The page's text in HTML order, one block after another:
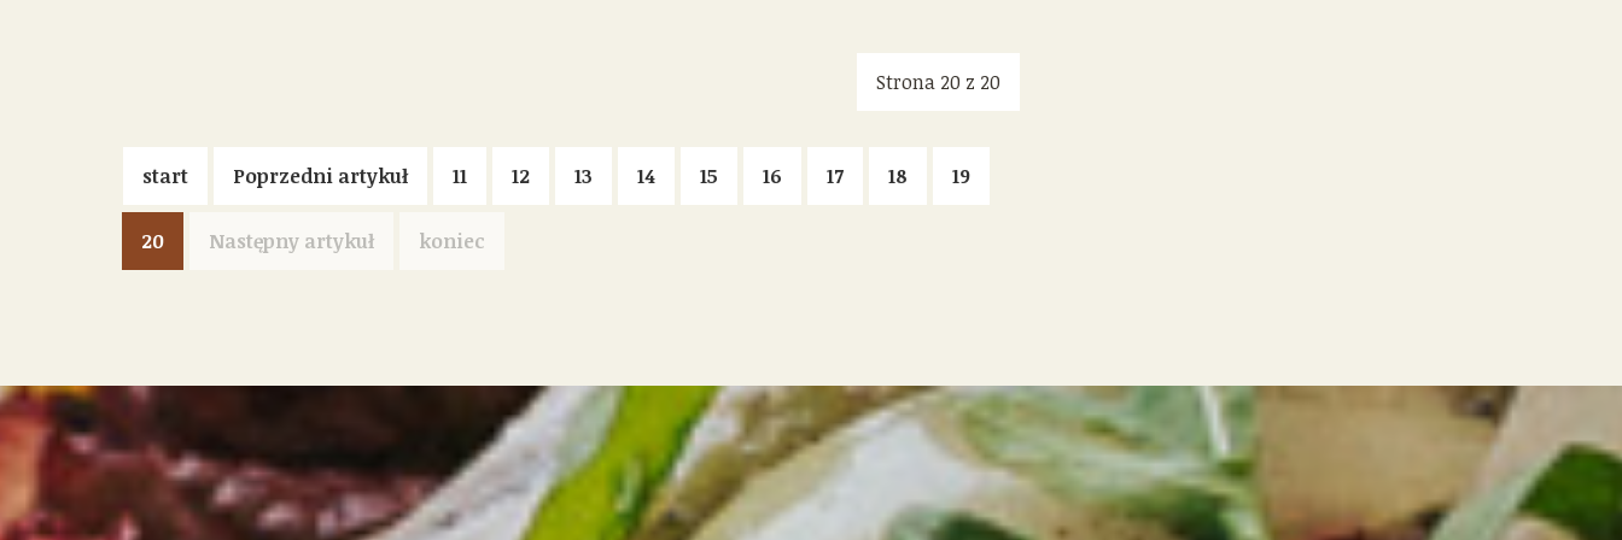
Strona 20 z 20
start Poprzedni artykuł 11 12 13 14 15 16 17 18 19
20 Następny artykuł koniec